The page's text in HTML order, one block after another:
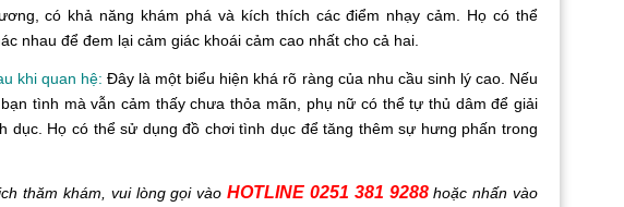
có khả năng khám phá và kích thích các điểm nhạy cảm. Họ có thể
nhau để đem lại cảm giác khoái cảm cao nhất cho cả hai.
khi quan hệ: Đây là một biểu hiện khá rõ ràng của nhu cầu sinh lý cao. Nếu
tình mà vẫn cảm thấy chưa thỏa mãn, phụ nữ có thể tự thủ dâm để giải
dục. Họ có thể sử dụng đồ chơi tình dục để tăng thêm sự hưng phấn trong
khám, vui lòng gọi vàoHOTLINE 0251 381 9288hoặc nhấn vào